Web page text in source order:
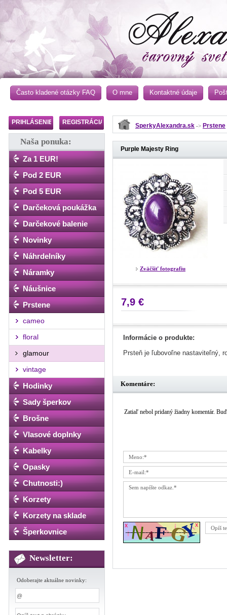
Často kladené otázky FAQ O mne Kontaktné údaje
PRIHLÁSENIE REGISTRÁCIA
Naša ponuka:
Za 1 EUR!
Pod 2 EUR
Pod 5 EUR
Darčeková poukážka
Darčekové balenie
Novinky
Náhrdelníky
Náramky
Náušnice
Prstene
cameo
floral
glamour
vintage
Hodinky
Sady šperkov
Brošne
Vlasové doplnky
Kabelky
Opasky
Chutnosti:)
Korzety
Korzety na sklade
Šperkovnice
Newsletter:
Odoberajte aktuálne novinky:
SperkyAlexandra.sk -> Prstene
Purple Majesty Ring
Zväčšiť fotografiu
7,9 €
Informácie o produkte:
Prsteň je ľubovoľne nastaviteľný,
Komentáre:
Zatiaľ nebol pridaný žiadny komentár.